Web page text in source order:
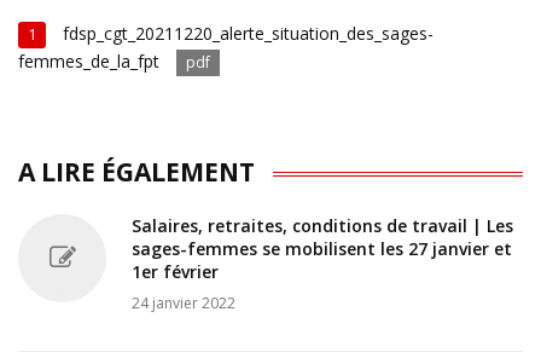
1
fdsp_cgt_20211220_alerte_situation_des_sages-
femmes_de_la_fpt
pdf
A LIRE ÉGALEMENT
Salaires, retraites, conditions de travail | Les
sages-femmes se mobilisent les 27 janvier et
1er février
24 janvier 2022